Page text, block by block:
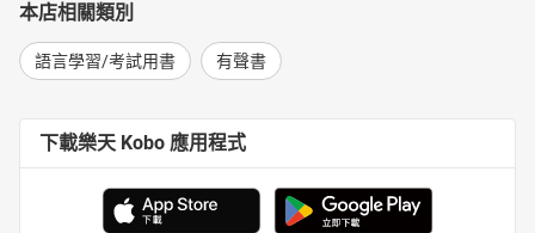
本店相關類別
語言學習/考試用書 有聲書
下載樂天 Kobo 應用程式